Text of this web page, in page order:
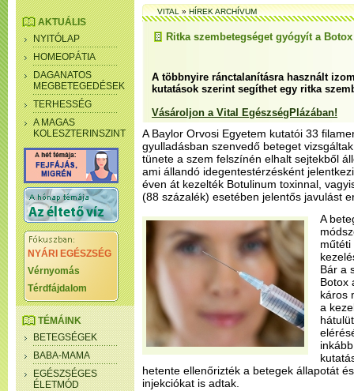
AKTUÁLIS
NYITÓLAP
HOMEOPÁTIA
DAGANATOS
MEGBETEGEDÉSEK
TERHESSÉG
A MAGAS
KOLESZTERINSZINT
NYÁRI EGÉSZSÉG
Vérnyomás
Térdfájdalom
TÉMÁINK
BETEGSÉGEK
BABA-MAMA
EGÉSZSÉGES
ÉLETMÓD
VITAL»HÍREK ARCHÍVUM
Ritka szembetegséget gyógyít a Botox
A többnyire ránctalanításra használt
kutatások szerint segíthet egy ritka
Vásároljon a Vital EgészségPlázában!
A Baylor Orvosi Egyetem kutatói 33
gyulladásban szenvedő beteget
tünete a szem felszínén elhalt sejtekből
ami állandó idegentestérzésként
éven át kezelték Botulinum toxinnal,
(88 százalék) esetében jelentős javulást
A
műtéti
Bár a
Botox
káros
a
hetente ellenőrizték a betegek állapotát
injekciókat is adtak.